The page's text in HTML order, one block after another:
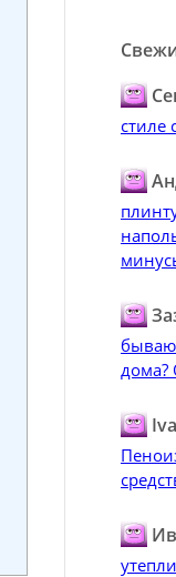
стиле
дома?